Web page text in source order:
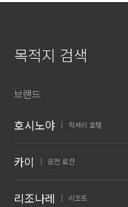
목적지 검색
브랜드
호시노야 럭셔리 호텔
카이 온천 료칸
리조나레 리조트